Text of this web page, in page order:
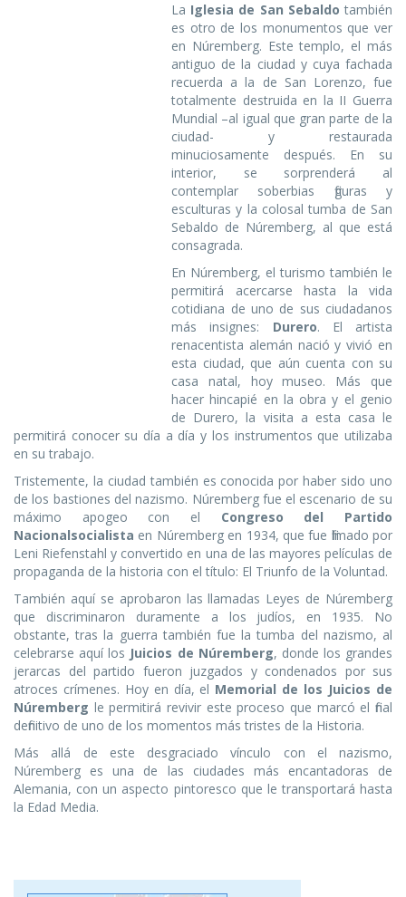
La Iglesia de San Sebaldo también
es otro de los monumentos que ver
en Núremberg. Este templo, el más
antiguo de la ciudad y cuya fachada
recuerda a la de San Lorenzo, fue
totalmente destruida en la II Guerra
Mundial –al igual que gran parte de la
ciudad- y restaurada
minuciosamente después. En su
interior, se sorprenderá al
contemplar soberbias figuras y
esculturas y la colosal tumba de San
Sebaldo de Núremberg, al que está
consagrada.
En Núremberg, el turismo también le
permitirá acercarse hasta la vida
cotidiana de uno de sus ciudadanos
más insignes: Durero. El artista
renacentista alemán nació y vivió en
esta ciudad, que aún cuenta con su
casa natal, hoy museo. Más que
hacer hincapié en la obra y el genio
de Durero, la visita a esta casa le
permitirá conocer su día a día y los instrumentos que utilizaba
en su trabajo.
Tristemente, la ciudad también es conocida por haber sido uno
de los bastiones del nazismo. Núremberg fue el escenario de su
máximo apogeo con el Congreso del Partido
Nacionalsocialista en Núremberg en 1934, que fue filmado por
Leni Riefenstahl y convertido en una de las mayores películas de
propaganda de la historia con el título: El Triunfo de la Voluntad.
También aquí se aprobaron las llamadas Leyes de Núremberg
que discriminaron duramente a los judíos, en 1935. No
obstante, tras la guerra también fue la tumba del nazismo, al
celebrarse aquí los Juicios de Núremberg, donde los grandes
jerarcas del partido fueron juzgados y condenados por sus
atroces crímenes. Hoy en día, el Memorial de los Juicios de
Núremberg le permitirá revivir este proceso que marcó el final
definitivo de uno de los momentos más tristes de la Historia.
Más allá de este desgraciado vínculo con el nazismo,
Núremberg es una de las ciudades más encantadoras de
Alemania, con un aspecto pintoresco que le transportará hasta
la Edad Media.